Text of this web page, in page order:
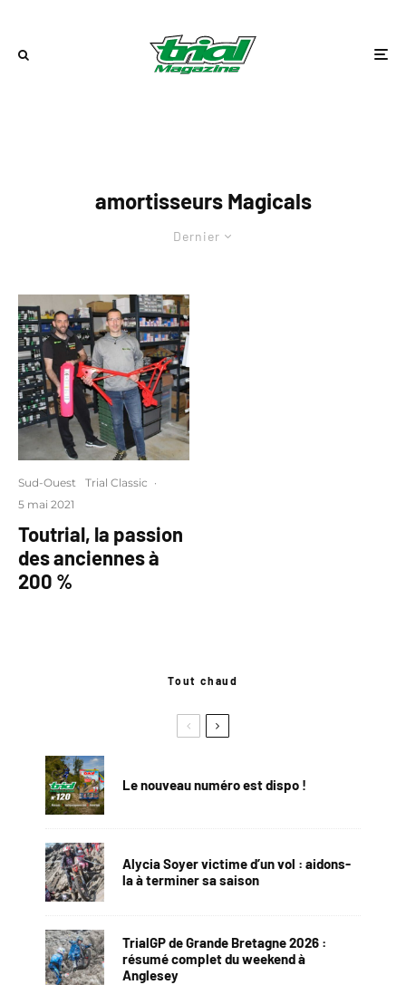
amortisseurs Magicals
Dernier
Sud-Ouest Trial Classic ·
5 mai 2021
Toutrial, la passion
des anciennes à
200 %
Tout chaud
Le nouveau numéro est dispo !
Alycia Soyer victime d’un vol : aidons-
la à terminer sa saison
TrialGP de Grande Bretagne 2026 :
résumé complet du weekend à
Anglesey